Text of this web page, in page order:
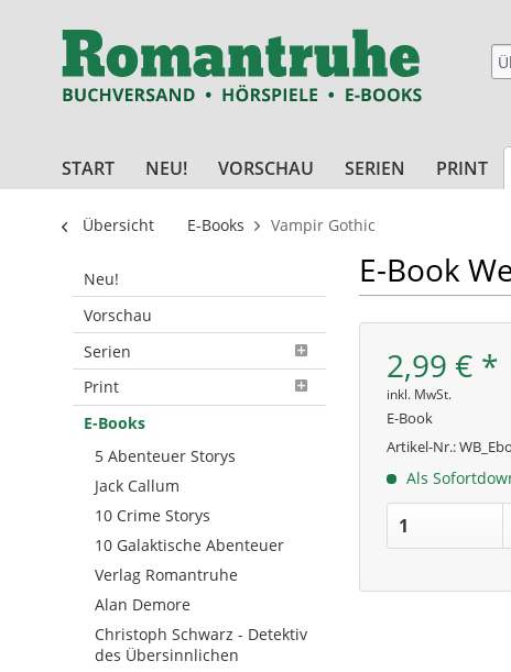
START NEU! VORSCHAU SERIEN PRINT
Übersicht E-Books Vampir Gothic
Neu!
Vorschau
Serien
Print
E-Books
5 Abenteuer Storys
Jack Callum
10 Crime Storys
10 Galaktische Abenteuer
Verlag Romantruhe
Alan Demore
Christoph Schwarz - Detektiv
des Übersinnlichen
E-Book
2,99 € *
inkl. MwSt.
E-Book
Artikel-Nr.:
Als